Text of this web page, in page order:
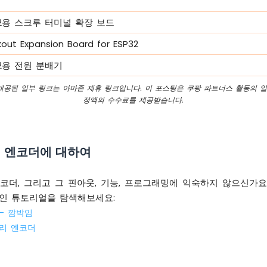
용 스크루 터미널 확장 보드
Expansion Board for ESP32
전원 분배기
된 일부 링크는 아마존 제휴 링크입니다. 이 포스팅은 쿠팡 파트너스 활동의
정액의 수수료를 제공받습니다.
엔코더에 대하여
더, 그리고 그 핀아웃, 기능, 프로그래밍에 익숙하지 않으신가
튜토리얼을 탐색해보세요:
깜박임
엔코더